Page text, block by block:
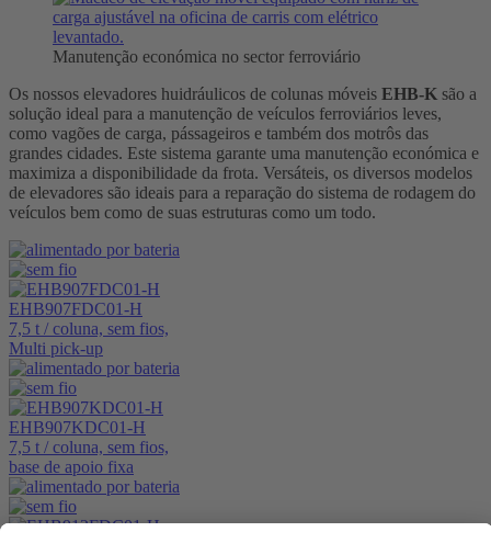
Manutenção económica no sector ferroviário
Os nossos elevadores huidráulicos de colunas móveis EHB-K são a
solução ideal para a manutenção de veículos ferroviários leves,
como vagões de carga, pássageiros e também dos motrôs das
grandes cidades. Este sistema garante uma manutenção económica e
maximiza a disponibilidade da frota. Versáteis, os diversos modelos
de elevadores são ideais para a reparação do sistema de rodagem do
veículos bem como de suas estruturas como um todo.
EHB907FDC01-H
7,5 t / coluna, sem fios,
Multi pick-up
EHB907KDC01-H
7,5 t / coluna, sem fios,
base de apoio fixa